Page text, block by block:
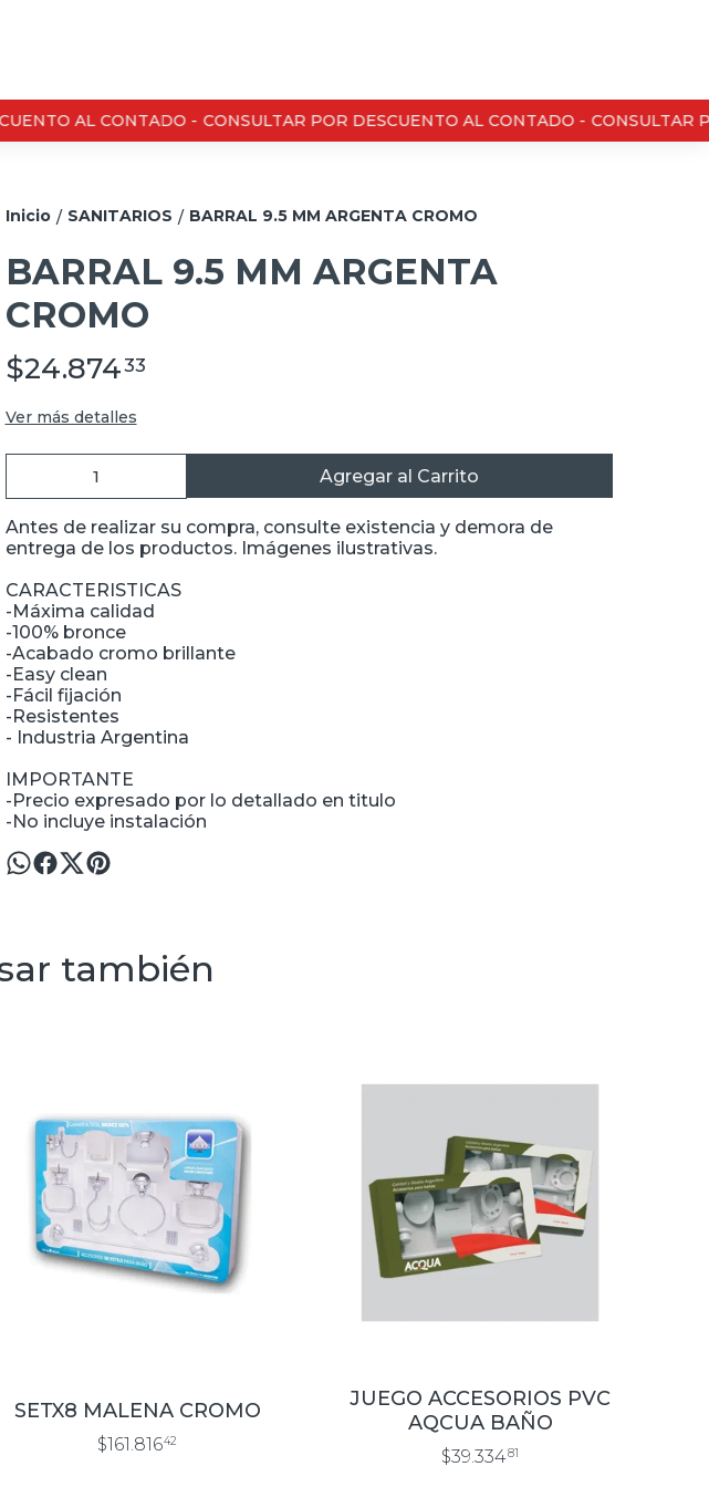
AL CONTADO - CONSULTAR POR DESCUENTO AL CONTADO - CONSULTAR
Inicio / SANITARIOS / BARRAL 9.5 MM ARGENTA CROMO
BARRAL 9.5 MM ARGENTA
CROMO
$24.87433
Ver más detalles
Agregar al Carrito
Antes de realizar su compra, consulte existencia y demora de
entrega de los productos. Imágenes ilustrativas.
CARACTERISTICAS
-Máxima calidad
-100% bronce
-Acabado cromo brillante
-Easy clean
-Fácil fijación
-Resistentes
- Industria Argentina
IMPORTANTE
-Precio expresado por lo detallado en titulo
-No incluye instalación
también
SETX8 MALENA CROMO
$161.81642
JUEGO ACCESORIOS PVC
AQCUA BAÑO
$39.33481